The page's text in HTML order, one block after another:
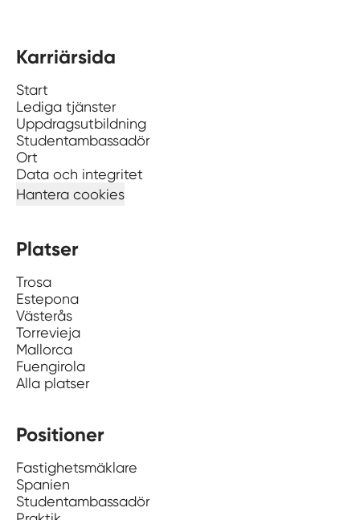
Karriärsida
Start
Lediga tjänster
Uppdragsutbildning
Studentambassadör
Ort
Data och integritet
Hantera cookies
Platser
Trosa
Estepona
Västerås
Torrevieja
Mallorca
Fuengirola
Alla platser
Positioner
Fastighetsmäklare
Spanien
Studentambassadör